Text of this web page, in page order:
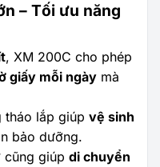
– Tối ưu năng
, XM 200C cho phép
giấy mỗi ngày mà
tháo lắp giúp vệ sinh
bảo dưỡng.
cũng giúp di chuyển